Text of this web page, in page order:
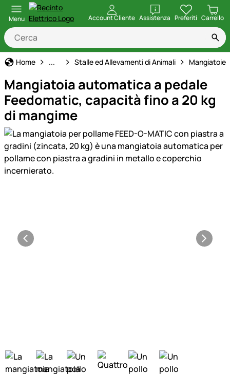
Menu Account Cliente Assistenza
apri Preferiti Carrello
Home Casa, Giardino e Fattoria
... Stalle ed Allevamenti di Animali Mangiatoie
Mangiatoia automatica a pedale
Feedomatic, capacità fino a 20 kg
di mangime
Galleria prodotti